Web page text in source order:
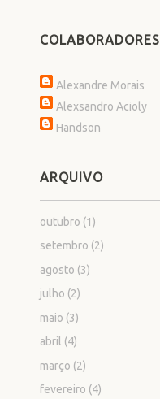
COLABORADORES
Alexandre Morais
Alexsandro Acioly
Handson
ARQUIVO
outubro (1)
setembro (2)
agosto (3)
julho (2)
maio (3)
abril (4)
março (2)
fevereiro (4)